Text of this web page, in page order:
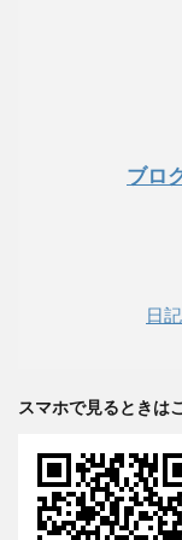
ブロ
日
スマホで見るときは